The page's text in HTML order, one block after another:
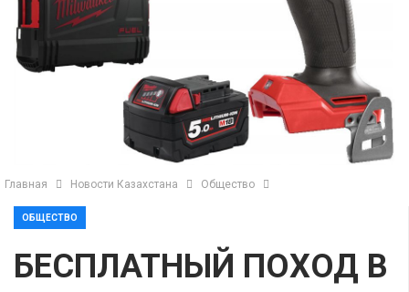
Главная Новости Казахстана Общество
ОБЩЕСТВО
БЕСПЛАТНЫЙ ПОХОД В